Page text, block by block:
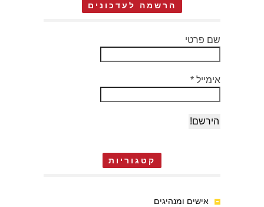
הרשמה לעדכונים
שם פרטי
אימייל *
קטגוריות
אישים ומנהיגים